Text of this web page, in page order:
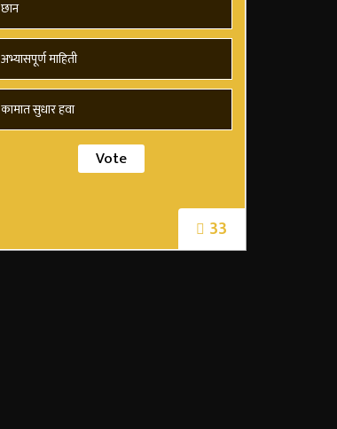
33
छान
अभ्यासपूर्ण माहिती
कामात सुधार हवा